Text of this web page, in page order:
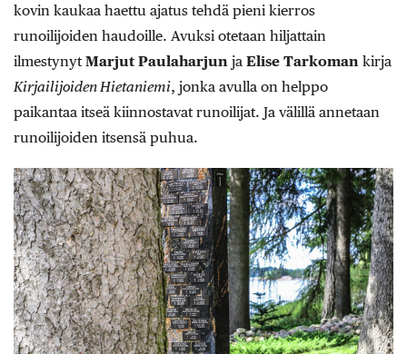
kovin kaukaa haettu ajatus tehdä pieni kierros
runoilijoiden haudoille. Avuksi otetaan hiljattain
ilmestynyt Marjut Paulaharjun ja Elise Tarkoman kirja
Kirjailijoiden Hietaniemi, jonka avulla on helppo
paikantaa itseä kiinnostavat runoilijat. Ja välillä annetaan
runoilijoiden itsensä puhua.